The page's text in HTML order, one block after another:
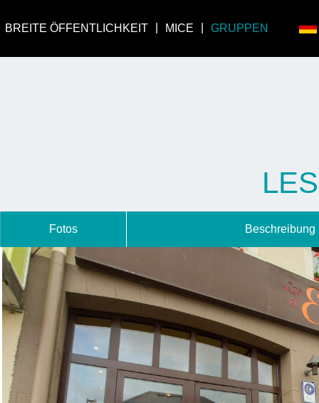
BREITE ÖFFENTLICHKEIT MICE GRUPPEN
Fotos Beschreibung